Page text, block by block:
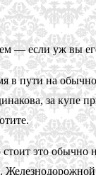
— если уж вы
в пути на
за купе
стоит это обычно